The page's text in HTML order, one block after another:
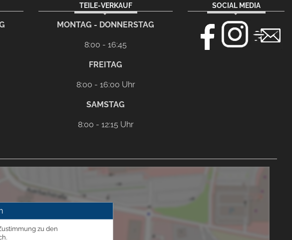
TEILE-VERKAUF
MONTAG - DONNERSTAG
8:00 - 16:45
FREITAG
8:00 - 16:00 Uhr
SAMSTAG
8:00 - 12:15 Uhr
SOCIAL MEDIA
zu den